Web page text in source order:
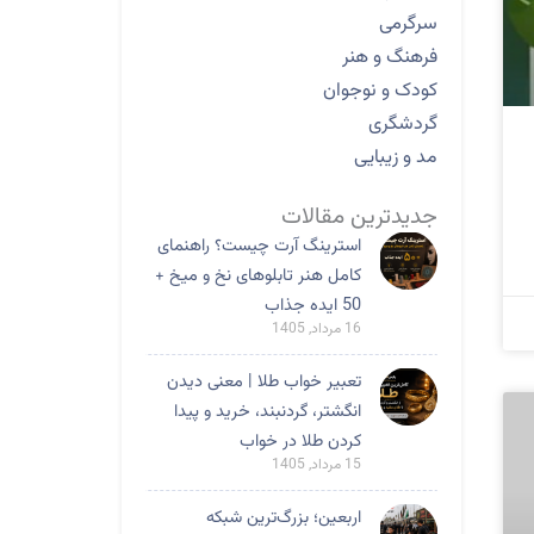
سرگرمی
فرهنگ و هنر
کودک و نوجوان
گردشگری
مد و زیبایی
جدیدترین مقالات
استرینگ آرت چیست؟ راهنمای
کامل هنر تابلوهای نخ و میخ +
50 ایده جذاب
16 مرداد, 1405
تعبیر خواب طلا | معنی دیدن
انگشتر، گردنبند، خرید و پیدا
کردن طلا در خواب
15 مرداد, 1405
اربعین؛ بزرگ‌ترین شبکه